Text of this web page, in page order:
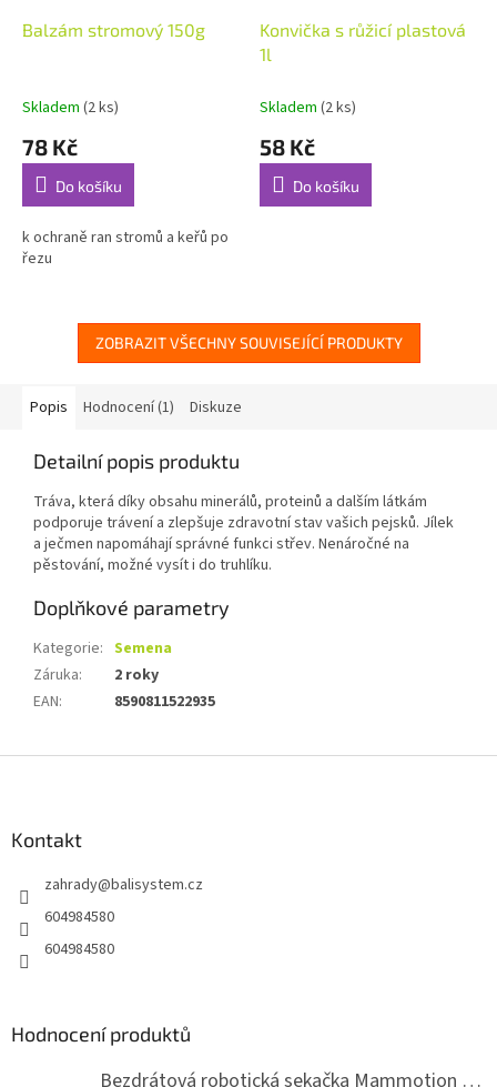
Balzám stromový 150g
Skladem (2 ks)
78 Kč
Do košíku
k ochraně ran stromů a keřů po
řezu
Konvička s růžicí plastová
1l
Skladem (2 ks)
58 Kč
Do košíku
ZOBRAZIT VŠECHNY SOUVISEJÍCÍ PRODUKTY
Popis Hodnocení (1) Diskuze
Detailní popis produktu
Tráva, která díky obsahu minerálů, proteinů a dalším látkám
podporuje trávení a zlepšuje zdravotní stav vašich pejsků. Jílek
a ječmen napomáhají správné funkci střev. Nenáročné na
pěstování, možné vysít i do truhlíku.
Doplňkové parametry
Kategorie: Semena
Záruka:
2 roky
EAN: 8590811522935
Kontakt
zahrady@balisystem.cz
604984580
604984580
Hodnocení produktů
Bezdrátová robotická sekačka Mammotion LUBA mini 2 1500